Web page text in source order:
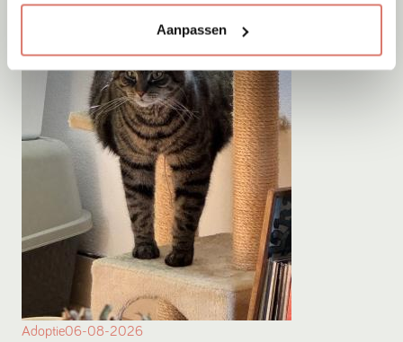
Aanpassen
Adoptie06-08-2026